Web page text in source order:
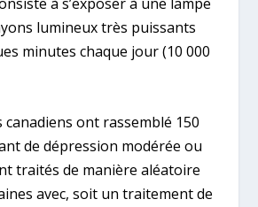
à s’exposer à une lampe
lumineux très puissants
minutes chaque jour (10 000
canadiens ont rassemblé 150
de dépression modérée ou
traités de manière aléatoire
avec, soit un traitement de